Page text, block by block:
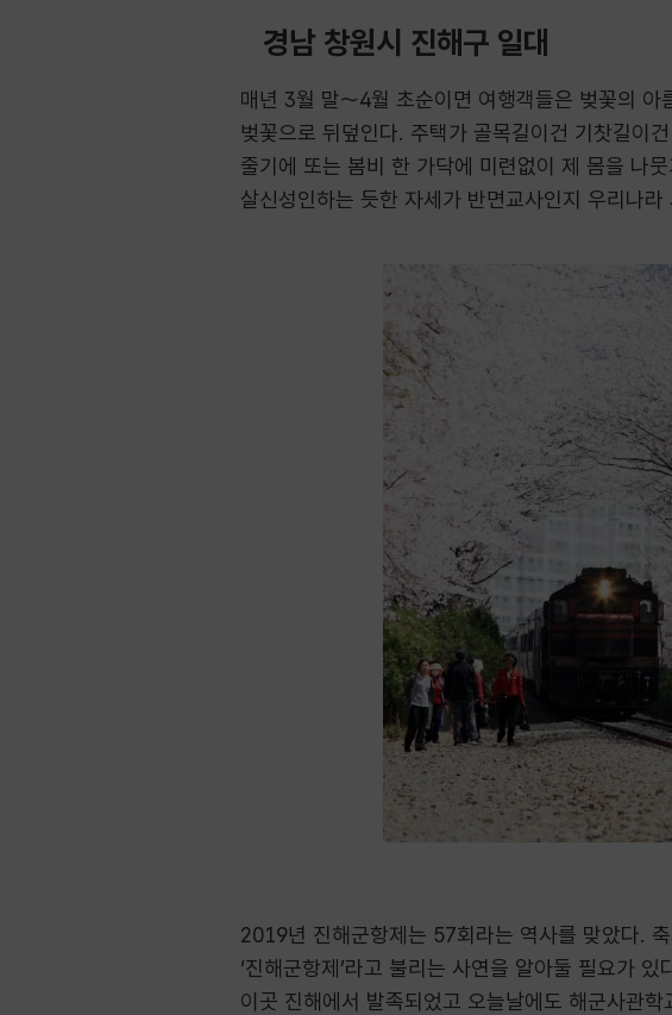
경남 창원시 진해구 일대
매년 3월 말～4월 초순이면 여행객들은 벚꽃의 아
벚꽃으로 뒤덮인다. 주택가 골목길이건 기찻길이
줄기에 또는 봄비 한 가닥에 미련없이 제 몸을 나
살신성인하는 듯한 자세가 반면교사인지 우리나
2019년 진해군항제는 57회라는 역사를 맞았다.
‘진해군항제’라고 불리는 사연을 알아둘 필요가
이곳 진해에서 발족되었고 오늘날에도 해군사관